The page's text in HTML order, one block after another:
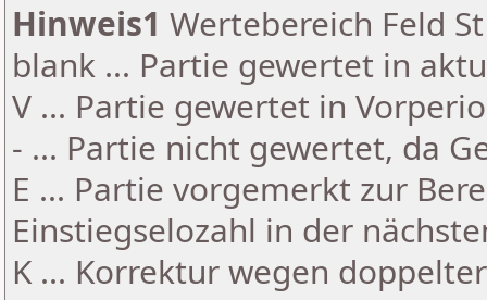
Hinweis1 Wertebereich Feld
blank ... Partie gewertet in
V ... Partie gewertet in
- ... Partie nicht gewertet, da
E ... Partie vorgemerkt zur
Einstiegselozahl in der
K ... Korrektur wegen